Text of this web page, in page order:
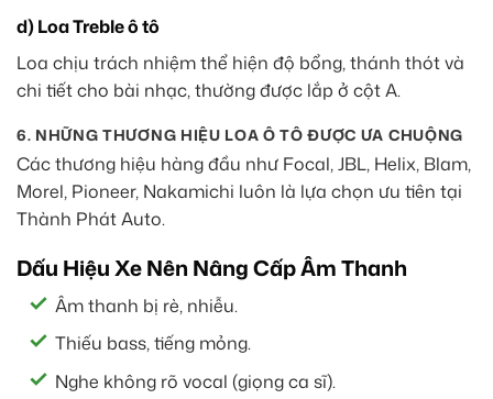
d) Loa Treble ô tô
Loa chịu trách nhiệm thể hiện độ bổng, thánh thót và
chi tiết cho bài nhạc, thường được lắp ở cột A.
6. NHỮNG THƯƠNG HIỆU LOA Ô TÔ ĐƯỢC ƯA CHUỘNG
Các thương hiệu hàng đầu như Focal, JBL, Helix, Blam,
Morel, Pioneer, Nakamichi luôn là lựa chọn ưu tiên tại
Thành Phát Auto.
Dấu Hiệu Xe Nên Nâng Cấp Âm Thanh
Âm thanh bị rè, nhiễu.
Thiếu bass, tiếng mỏng.
Nghe không rõ vocal (giọng ca sĩ).